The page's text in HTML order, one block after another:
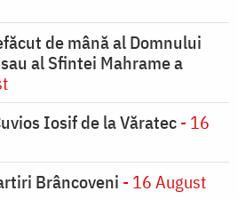
de mână al Domnului
al Sfintei Mahrame a
Iosif de la Văratec- 16
Brâncoveni - 16 August